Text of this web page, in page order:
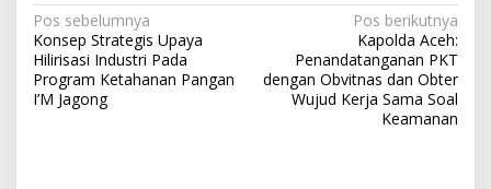
N
a
v
i
Pos sebelumnya
Konsep Strategis Upaya
Hilirisasi Industri Pada
Program Ketahanan Pangan
I’M Jagong
Pos berikutnya
Kapolda Aceh:
Penandatanganan PKT
dengan Obvitnas dan Obter
Wujud Kerja Sama Soal
Keamanan